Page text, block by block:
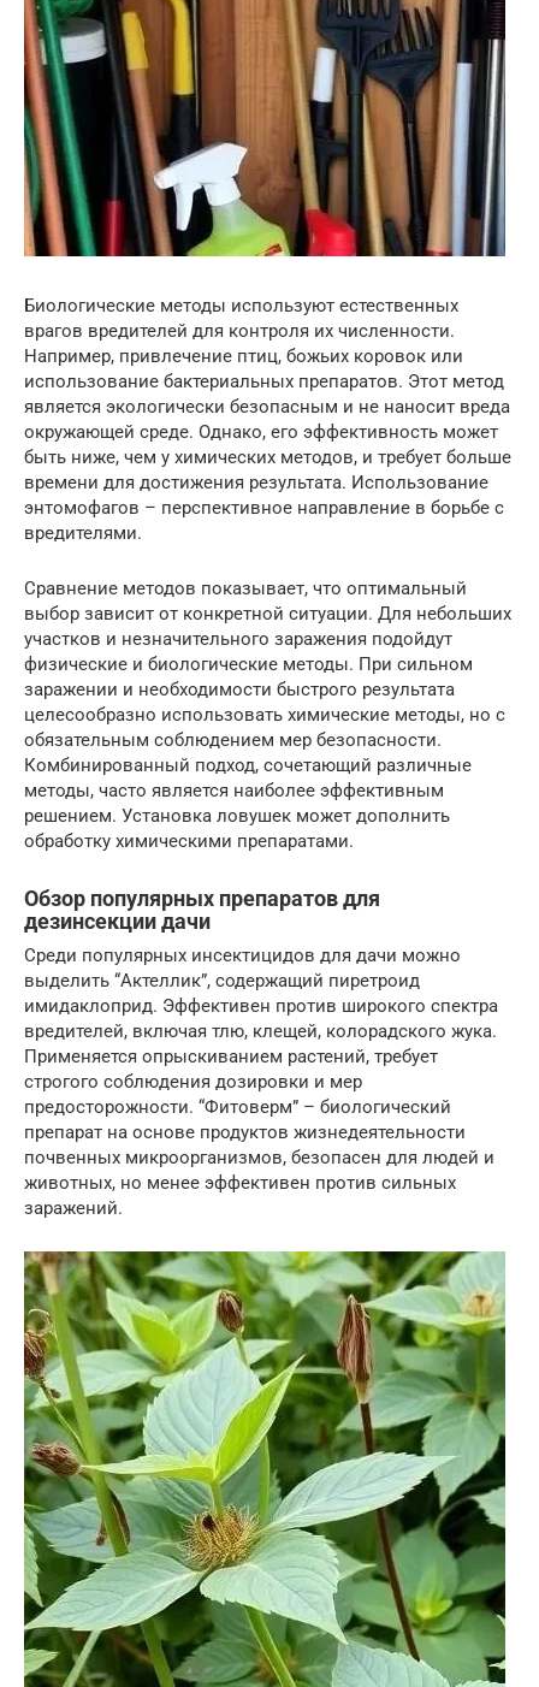
Биологические методы используют естественных
врагов вредителей для контроля их численности.
Например, привлечение птиц, божьих коровок или
использование бактериальных препаратов. Этот метод
является экологически безопасным и не наносит вреда
окружающей среде. Однако, его эффективность может
быть ниже, чем у химических методов, и требует больше
времени для достижения результата. Использование
энтомофагов – перспективное направление в борьбе с
вредителями.
Сравнение методов показывает, что оптимальный
выбор зависит от конкретной ситуации. Для небольших
участков и незначительного заражения подойдут
физические и биологические методы. При сильном
заражении и необходимости быстрого результата
целесообразно использовать химические методы, но с
обязательным соблюдением мер безопасности.
Комбинированный подход, сочетающий различные
методы, часто является наиболее эффективным
решением. Установка ловушек может дополнить
обработку химическими препаратами.
Обзор популярных препаратов для
дезинсекции дачи
Среди популярных инсектицидов для дачи можно
выделить “Актеллик”, содержащий пиретроид
имидаклоприд. Эффективен против широкого спектра
вредителей, включая тлю, клещей, колорадского жука.
Применяется опрыскиванием растений, требует
строгого соблюдения дозировки и мер
предосторожности. “Фитоверм” – биологический
препарат на основе продуктов жизнедеятельности
почвенных микроорганизмов, безопасен для людей и
животных, но менее эффективен против сильных
заражений.